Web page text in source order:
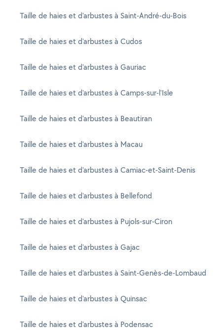
Taille de haies et d'arbustes à Saint-André-du-Bois
Taille de haies et d'arbustes à Cudos
Taille de haies et d'arbustes à Gauriac
Taille de haies et d'arbustes à Camps-sur-l'Isle
Taille de haies et d'arbustes à Beautiran
Taille de haies et d'arbustes à Macau
Taille de haies et d'arbustes à Camiac-et-Saint-Denis
Taille de haies et d'arbustes à Bellefond
Taille de haies et d'arbustes à Pujols-sur-Ciron
Taille de haies et d'arbustes à Gajac
Taille de haies et d'arbustes à Saint-Genès-de-Lombaud
Taille de haies et d'arbustes à Quinsac
Taille de haies et d'arbustes à Podensac